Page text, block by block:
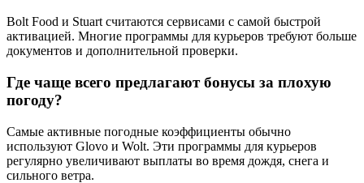
Bolt Food и Stuart считаются сервисами с самой быстрой
активацией. Многие программы для курьеров требуют больше
документов и дополнительной проверки.
Где чаще всего предлагают бонусы за плохую
погоду?
Самые активные погодные коэффициенты обычно
используют Glovo и Wolt. Эти программы для курьеров
регулярно увеличивают выплаты во время дождя, снега и
сильного ветра.